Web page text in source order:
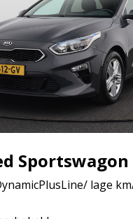
Sportswagon
lage